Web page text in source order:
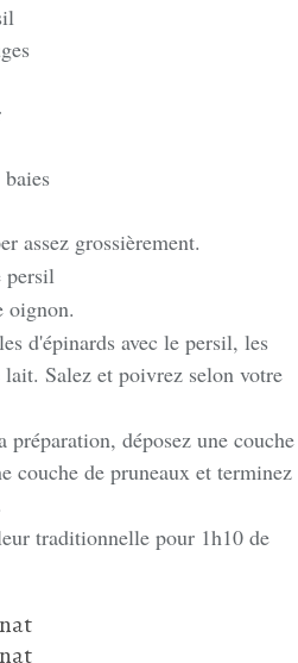
assez grossièrement.
persil
oignon.
d'épinards avec le persil, les
Salez et poivrez selon votre
préparation, déposez une couche
couche de pruneaux et terminez
traditionnelle pour 1h10 de